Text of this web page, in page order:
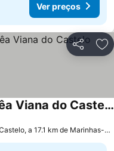
Ver preços
Partilhar
Boutique Hotel Casa da Brêa Viana do Castelo
a 17.1 km de Marinhas-